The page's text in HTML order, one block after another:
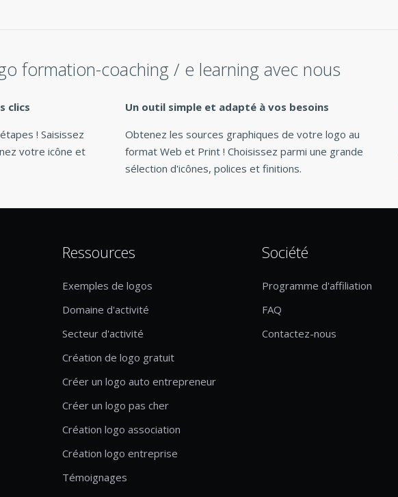
formation-coaching / e learning avec nous
clics
! Saisissez
votre icône et
Un outil simple et adapté à vos besoins
Obtenez les sources graphiques de votre logo au
format Web et Print ! Choisissez parmi une grande
sélection d'icônes, polices et finitions.
Ressources
Exemples de logos
Domaine d'activité
Secteur d'activité
Création de logo gratuit
Créer un logo auto entrepreneur
Créer un logo pas cher
Création logo association
Création logo entreprise
Témoignages
Société
Programme d'affiliation
FAQ
Contactez-nous